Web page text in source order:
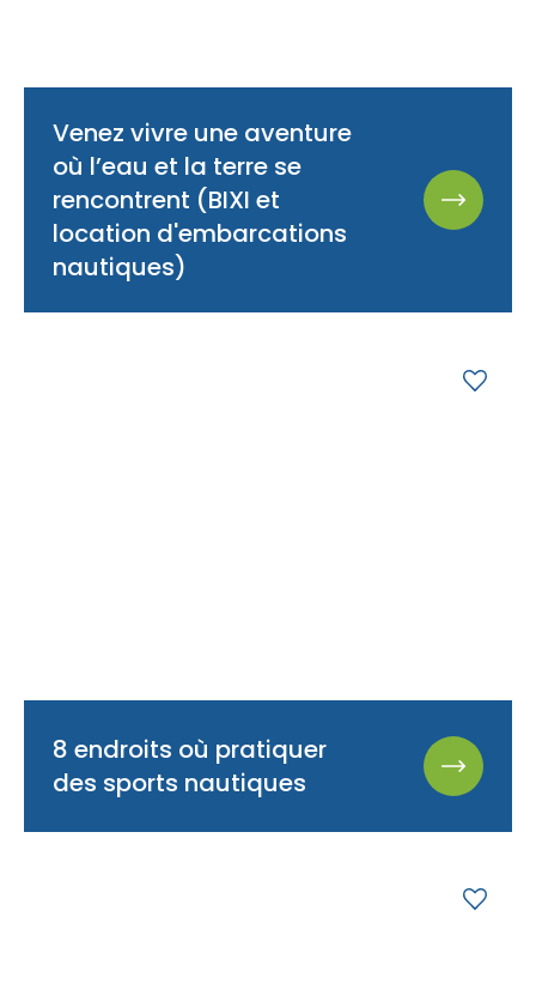
Venez vivre une aventure
où l’eau et la terre se
rencontrent (BIXI et
location d'embarcations
nautiques)
8 endroits où pratiquer
des sports nautiques